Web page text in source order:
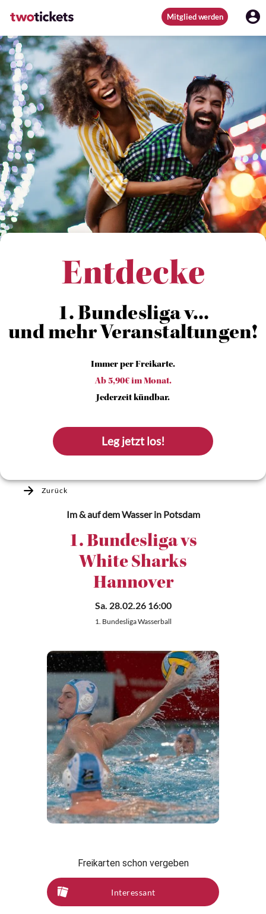
Mitglied werden
Entdecke
1. Bundesliga v...
und mehr Veranstaltungen!
Immer per Freikarte.
Ab 5,90€ im Monat.
Jederzeit kündbar.
Leg jetzt los!
Zurück
Im & auf dem Wasserin Potsdam
1. Bundesliga vs
White Sharks
Hannover
Sa. 28.02.26 16:00
1. Bundesliga Wasserball
Freikarten schon vergeben
Interessant